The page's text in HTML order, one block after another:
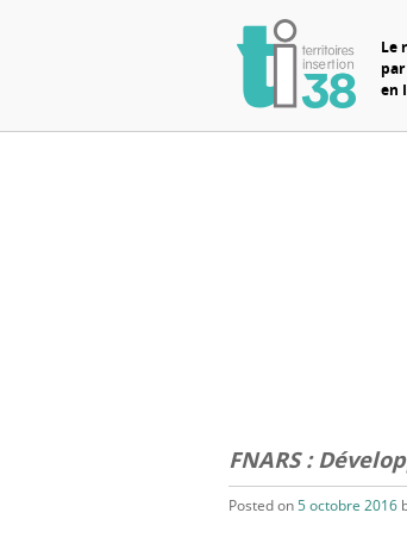
Le
en
FNARS :
Posted on5 octobre 2016